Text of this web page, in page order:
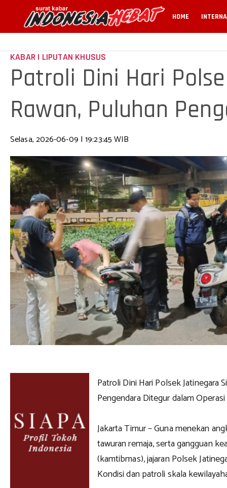
HOME
KABAR | LIPUTAN KHUSUS
Patroli Dini Hari
Rawan, Puluhan
Operasi Cipt
Selasa, 2026-06-09 | 19:23:45 WIB
Patroli Dini Hari Polsek Jatinegara
Pengendara Ditegur dalam
Jakarta Timur – Guna menekan
tawuran remaja, serta gangguan
(kamtibmas), jajaran Polsek
Kondisi dan patroli skala